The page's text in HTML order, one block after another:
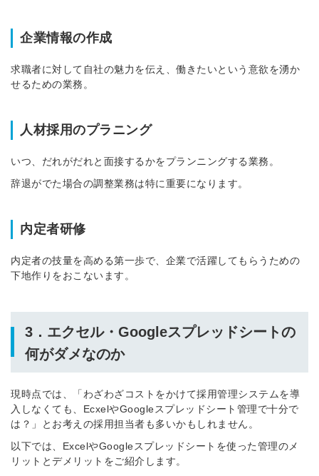
企業情報の作成
求職者に対して自社の魅力を伝え、働きたいという意欲を湧か
せるための業務。
人材採用のプラニング
いつ、だれがだれと面接するかをプランニングする業務。
辞退がでた場合の調整業務は特に重要になります。
内定者研修
内定者の技量を高める第一歩で、企業で活躍してもらうための
下地作りをおこないます。
3．エクセル・Googleスプレッドシートの
何がダメなのか
現時点では、「わざわざコストをかけて採用管理システムを導
入しなくても、EcxelやGoogleスプレッドシート管理で十分で
は？」とお考えの採用担当者も多いかもしれません。
以下では、ExcelやGoogleスプレッドシートを使った管理のメ
リットとデメリットをご紹介します。
する
忘れですか？
でログイン
せん